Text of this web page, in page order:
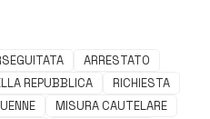
ARRESTATO
REPUBBLICA
RICHIESTA
MISURA CAUTELARE